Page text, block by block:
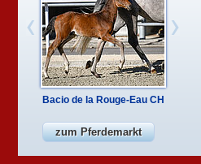
Bacio de la Rouge-Eau CH
Desperado von Büren
zum Pferdemarkt